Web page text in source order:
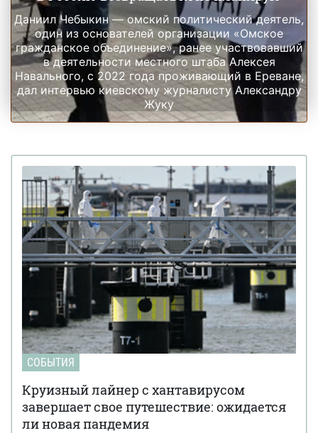
Даниил Чебыкин — омский политический деятель,
один из основателей организации «Омское
гражданское объединение», ранее участвовавший
в деятельности местного штаба Алексея
Навального, с 2022 года проживающий в Ереване,
дал интервью киевскому журналисту Александру
Жуку
СОБЫТИЯ
Круизный лайнер с хантавирусом
завершает свое путешествие: ожидается
ли новая пандемия